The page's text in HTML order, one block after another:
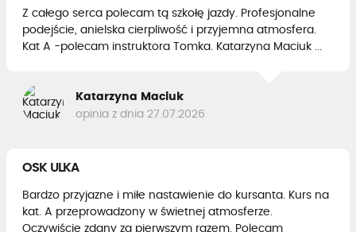
Z całego serca polecam tą szkołę jazdy. Profesjonalne
podejście, anielska cierpliwość i przyjemna atmosfera.
Kat A -polecam instruktora Tomka. Katarzyna Maciuk ...
Katarzyna Maciuk
opinia z dnia 27.07.2026
OSK ULKA
Bardzo przyjazne i miłe nastawienie do kursanta. Kurs na
kat. A przeprowadzony w świetnej atmosferze.
Oczywiście zdany za pierwszym razem. Polecam